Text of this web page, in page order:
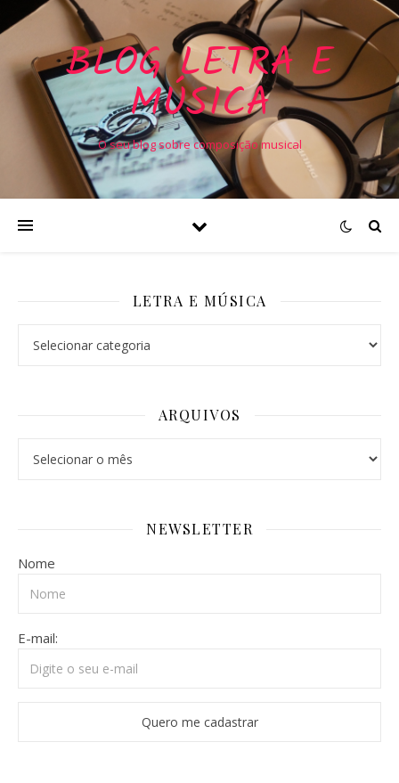
BLOG LETRA E
MÚSICA
O seu blog sobre composição musical
LETRA E MÚSICA
ARQUIVOS
NEWSLETTER
Nome
E-mail: